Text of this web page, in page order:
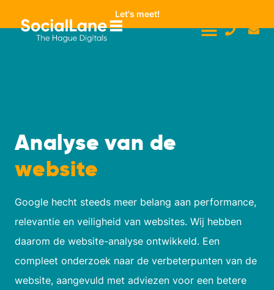
Let's meet!
Analyse van de
website
Google hecht steeds meer belang aan performance,
relevantie en veiligheid van websites. Wij hebben
daarom de website-analyse ontwikkeld. Een
compleet onderzoek naar de verbeterpunten van de
website, aangevuld met adviezen voor een betere